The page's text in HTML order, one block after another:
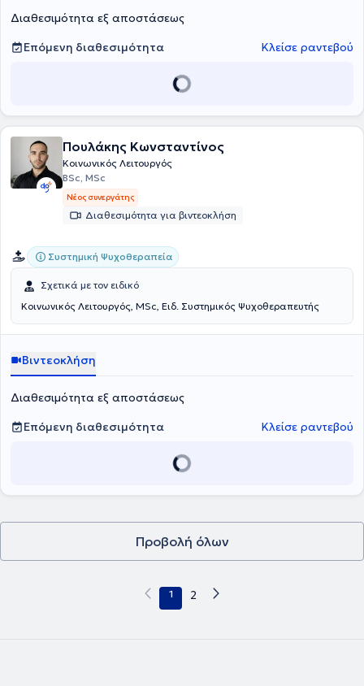
Υποστήριξης.
Διαθεσιμότητα εξ αποστάσεως
Επόμενη διαθεσιμότητα
Κλείσε ραντεβού
Πουλάκης Κωνσταντίνος
Κοινωνικός Λειτουργός
BSc, MSc
Νέος συνεργάτης
Διαθεσιμότητα για βιντεοκλήση
Συστημική Ψυχοθεραπεία
Σχετικά με τον ειδικό
Κοινωνικός Λειτουργός, MSc, Ειδ. Συστημικός Ψυχοθεραπευτής
Βιντεοκλήση
Διαθεσιμότητα εξ αποστάσεως
Επόμενη διαθεσιμότητα
Κλείσε ραντεβού
Προβολή όλων
1 2